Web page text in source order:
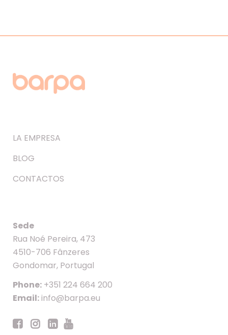
LA EMPRESA
BLOG
CONTACTOS
Sede
Rua Noé Pereira, 473
4510-706 Fânzeres
Gondomar, Portugal
Phone: +351 224 664 200
Email:info@barpa.eu